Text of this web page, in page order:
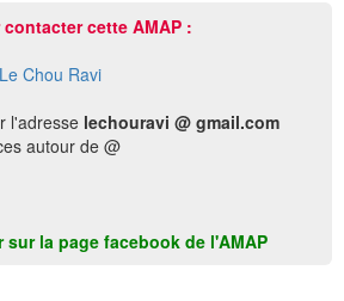
contacter cette AMAP :
Chou Ravi
l'adresse lechouravi @ gmail.com
autour de @
la page facebook de l'AMAP